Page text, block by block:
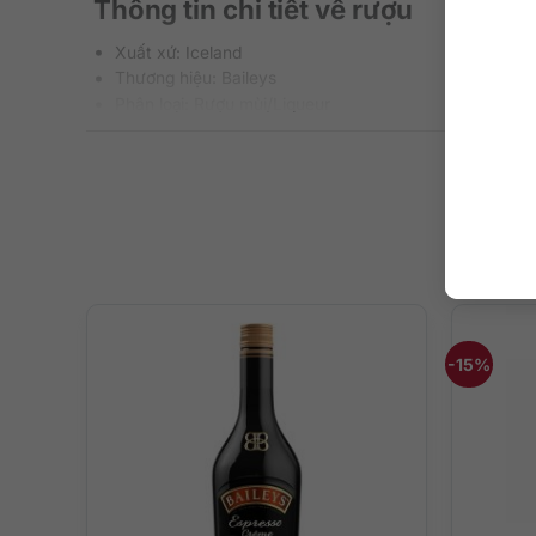
Thông tin chi tiết về rượu
Xuất xứ: Iceland
Hương vị ngọt ngào vô cùng thú vị
Sự ngọt ngào và tinh tế của kem sữa tươi nguyên chất
socola hòa điệu nhảy cùng kem phô mai béo ngậy và
uống có cồn, sảng khoái, tinh tế, đủ mạnh với 17% vol
Rót rượu trên đá viên, đá xay, pha chế cocktail hoặc
-15%